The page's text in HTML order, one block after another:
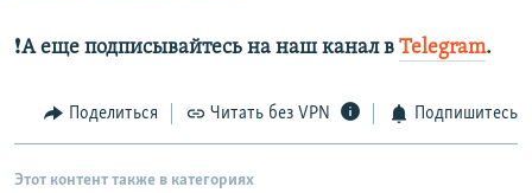
❗️А еще подписывайтесь на наш канал в Telegram.
Поделиться Читать без VPN Подпишитесь
Этот контент также в категориях